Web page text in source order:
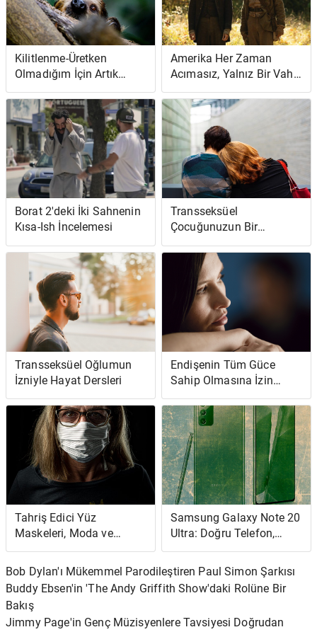
Kilitlenme-Üretken
Olmadığım İçin Artık
Kendimi Suçlu
Hissetmiyorum
Amerika Her Zaman
Acımasız, Yalnız Bir Vahşi
Yaşam Olmuştur
Borat 2'deki İki Sahnenin
Kısa-Ish İncelemesi
Transseksüel
Çocuğunuzun Bir
Terapiste İhtiyacı Var - Ve
Sizin de
Transseksüel Oğlumun
İzniyle Hayat Dersleri
Endişenin Tüm Güce
Sahip Olmasına İzin
Vermeyi Reddediyorum
Tahriş Edici Yüz
Maskeleri, Moda ve
COVID-19 Korkuları
Samsung Galaxy Note 20
Ultra: Doğru Telefon,
Yanlış Zaman
Bob Dylan'ı Mükemmel Parodileştiren Paul Simon Şarkısı
Buddy Ebsen'in 'The Andy Griffith Show'daki Rolüne Bir
Bakış
Jimmy Page'in Genç Müzisyenlere Tavsiyesi Doğrudan